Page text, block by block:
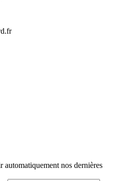
nos dernières